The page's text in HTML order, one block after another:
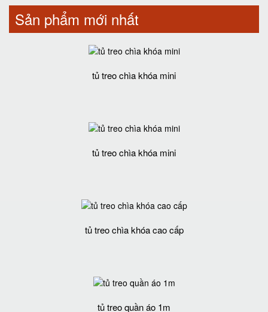
Sản phẩm mới nhất
tủ treo chìa khóa mini
tủ treo chìa khóa mini
tủ treo chìa khóa cao cấp
tủ treo quần áo 1m